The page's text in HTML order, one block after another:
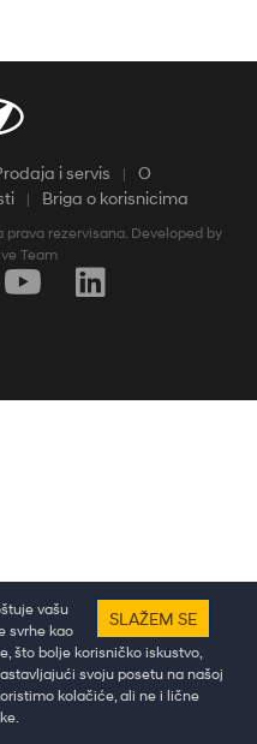
i servis
O
Briga o korisnicima
rezervisana. Developed by
Team
društvenih mreža
SLAŽEM SE
vašu
svrhe kao
što bolje korisničko iskustvo,
svoju posetu na našoj
kolačiće, ali ne i lične